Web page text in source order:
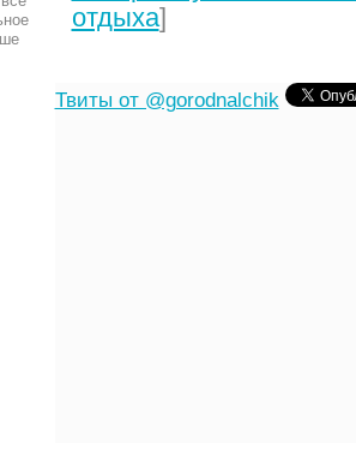
отдыха]
Твиты от @gorodnalchik